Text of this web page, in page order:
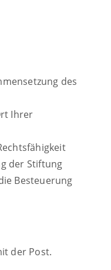
des
Ihrer
der Stiftung
Besteuerung
der Post.